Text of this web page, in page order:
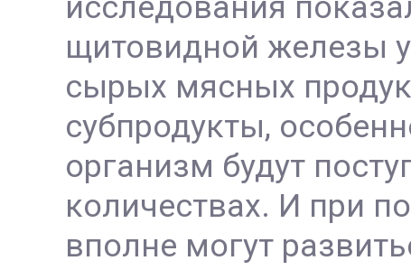
щитовидной железы
сырых мясных
субпродукты,
организм будут
количествах. И при
вполне могут